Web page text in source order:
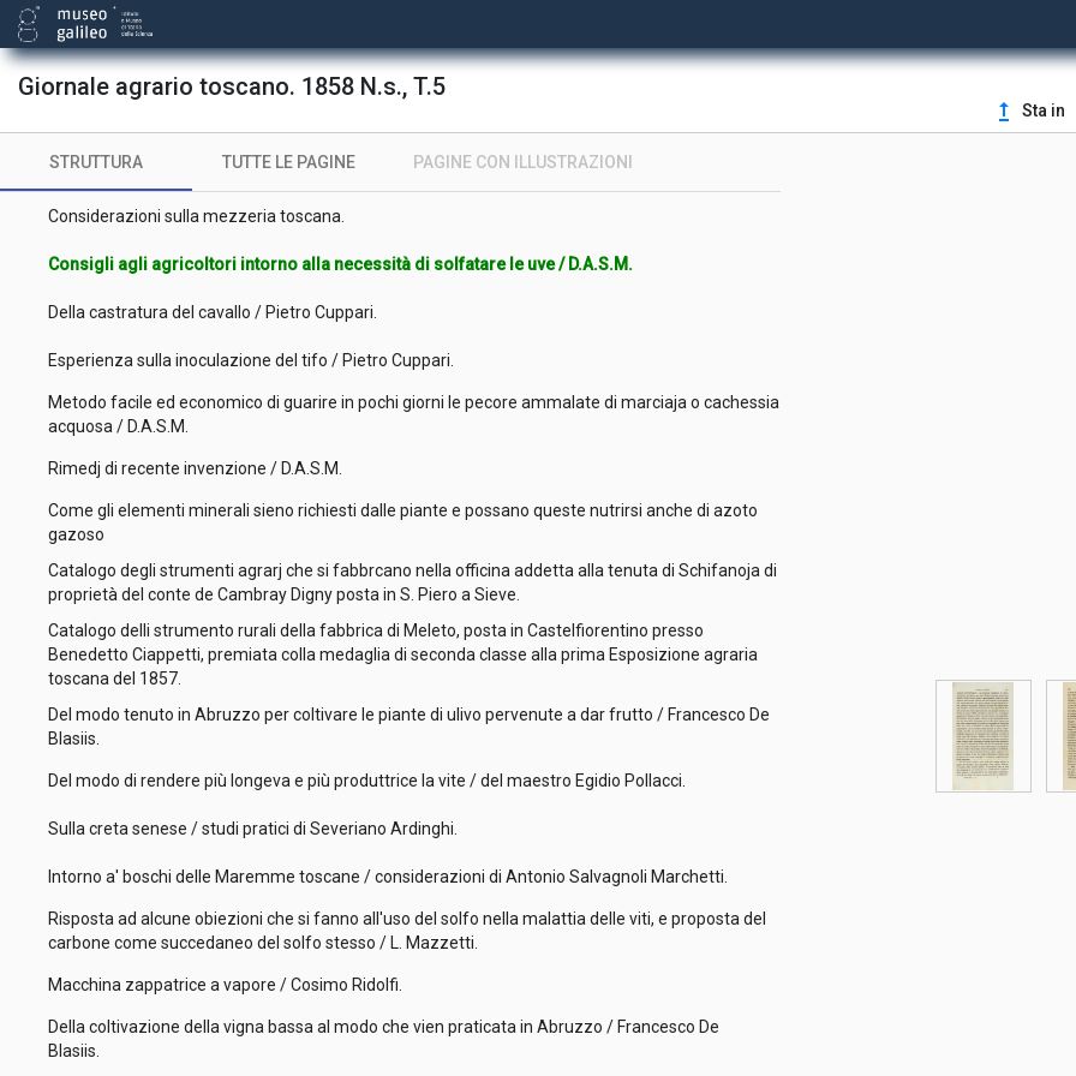
Giornale agrario toscano. 1858 N.s., T.5
upgrade Sta in
STRUTTURA TUTTE LE PAGINE PAGINE CON ILLUSTRAZIONI
Coperta
D'una grande esperienza agraria tentata per mezzo d'affitto / Cosimo Ridolfi.
Considerazioni sulla mezzeria toscana.
Consigli agli agricoltori intorno alla necessità di solfatare le uve / D.A.S.M.
Della castratura del cavallo / Pietro Cuppari.
Esperienza sulla inoculazione del tifo / Pietro Cuppari.
Metodo facile ed economico di guarire in pochi giorni le pecore ammalate di marciaja o cachessia
acquosa / D.A.S.M.
Rimedj di recente invenzione / D.A.S.M.
Come gli elementi minerali sieno richiesti dalle piante e possano queste nutrirsi anche di azoto
gazoso
Catalogo degli strumenti agrarj che si fabbrcano nella officina addetta alla tenuta di Schifanoja di
proprietà del conte de Cambray Digny posta in S. Piero a Sieve.
Catalogo delli strumento rurali della fabbrica di Meleto, posta in Castelfiorentino presso
Benedetto Ciappetti, premiata colla medaglia di seconda classe alla prima Esposizione agraria
toscana del 1857.
Del modo tenuto in Abruzzo per coltivare le piante di ulivo pervenute a dar frutto / Francesco De
Blasiis.
Del modo di rendere più longeva e più produttrice la vite / del maestro Egidio Pollacci.
Sulla creta senese / studi pratici di Severiano Ardinghi.
Intorno a' boschi delle Maremme toscane / considerazioni di Antonio Salvagnoli Marchetti.
Risposta ad alcune obiezioni che si fanno all'uso del solfo nella malattia delle viti, e proposta del
carbone come succedaneo del solfo stesso / L. Mazzetti.
Macchina zappatrice a vapore / Cosimo Ridolfi.
Della coltivazione della vigna bassa al modo che vien praticata in Abruzzo / Francesco De
Blasiis.